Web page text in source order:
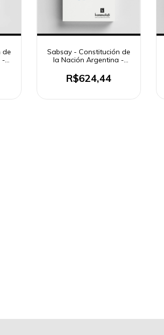
de
-
Sabsay - Constitución de
la Nación Argentina -
R$624,44